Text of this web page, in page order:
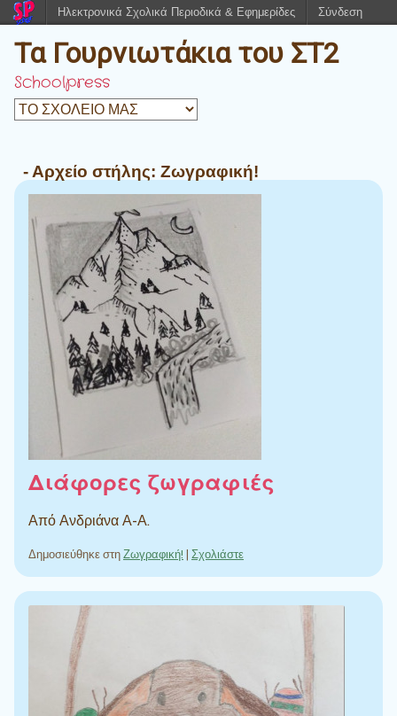
Τα Γουρνιωτάκια του ΣΤ2
Schoolpress
- Αρχείο στήλης: Ζωγραφική!
Διάφορες ζωγραφιές
Από Ανδριάνα Α-Α.
Δημοσιεύθηκε στηΖωγραφική! | Σχολιάστε
Ηλεκτρονικά Σχολικά Περιοδικά & Εφημερίδες Σύνδεση